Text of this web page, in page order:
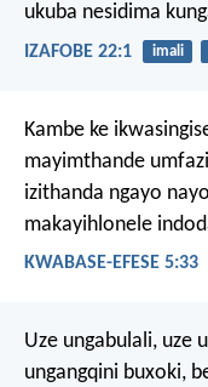
ukuba nesidima
IZAFOBE 22:1 imali
Kambe ke
mayimthande
izithanda ngayo
makayihlonele
KWABASE-EFESE 5:33
Uze ungabulali, uze
ungangqini buxoki,